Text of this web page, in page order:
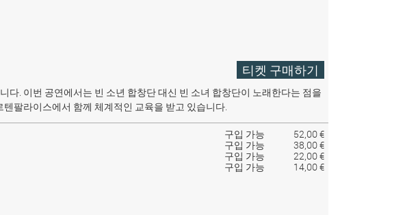
티켓 구매하기
다. 이번 공연에서는 빈 소년 합창단 대신 빈 소녀 합창단이 노래한다는 점을
팔라이스에서 함께 체계적인 교육을 받고 있습니다.
구입 가능
52,00 €
구입 가능
38,00 €
구입 가능
22,00 €
구입 가능
14,00 €